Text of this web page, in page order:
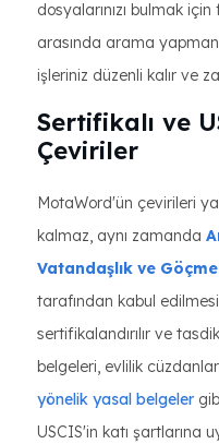
dosyalarınızı bulmak
arasında arama
işleriniz düzenli kalır ve
Sertifikalı ve
Çeviriler
MotaWord'ün çevirileri
kalmaz, aynı zamanda
Vatandaşlık ve
tarafından kabul
sertifikalandırılır ve
belgeleri, evlilik
yönelik yasal belgeler
USCIS'in katı şartlarına